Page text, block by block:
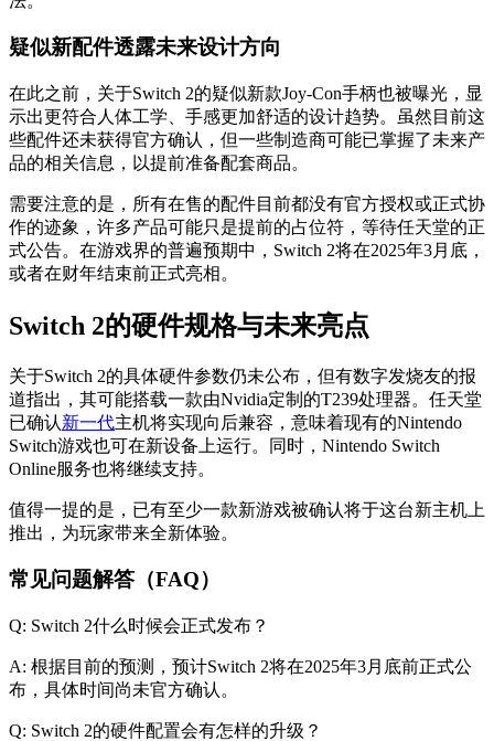
疑似新配件透露未来设计方向
在此之前，关于Switch 2的疑似新款Joy-Con手柄也被曝光，显
示出更符合人体工学、手感更加舒适的设计趋势。虽然目前这
些配件还未获得官方确认，但一些制造商可能已掌握了未来产
品的相关信息，以提前准备配套商品。
需要注意的是，所有在售的配件目前都没有官方授权或正式协
作的迹象，许多产品可能只是提前的占位符，等待任天堂的正
式公告。在游戏界的普遍预期中，Switch 2将在2025年3月底，
或者在财年结束前正式亮相。
Switch 2的硬件规格与未来亮点
关于Switch 2的具体硬件参数仍未公布，但有数字发烧友的报
道指出，其可能搭载一款由Nvidia定制的T239处理器。任天堂
已确认新一代主机将实现向后兼容，意味着现有的Nintendo
Switch游戏也可在新设备上运行。同时，Nintendo Switch
Online服务也将继续支持。
值得一提的是，已有至少一款新游戏被确认将于这台新主机上
推出，为玩家带来全新体验。
常见问题解答（FAQ）
Q: Switch 2什么时候会正式发布？
A: 根据目前的预测，预计Switch 2将在2025年3月底前正式公
布，具体时间尚未官方确认。
Q: Switch 2的硬件配置会有怎样的升级？